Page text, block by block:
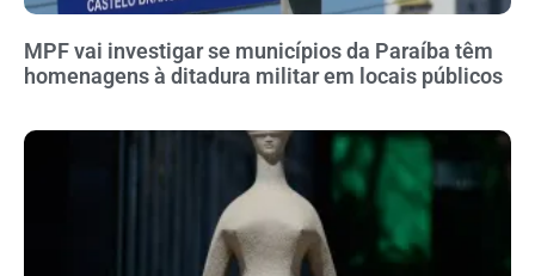
MPF vai investigar se municípios da Paraíba têm
homenagens à ditadura militar em locais públicos